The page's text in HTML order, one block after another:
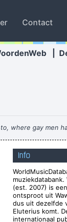
Contact
where gay men
Ces't le ton qui
And Change Your
Chaos is a
In my life you don't
trying to make great
mysterious power
Info
muziekdatabank.
(est. 2007) is
ontsproot uit
dus uit dezelfde
Eluterius komt.
internationaal